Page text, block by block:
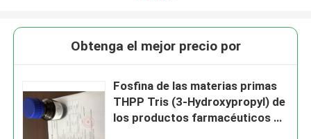
Obtenga el mejor precio por
Fosfina de las materias primas
THPP Tris (3-Hydroxypropyl) de
los productos farmacéuticos de